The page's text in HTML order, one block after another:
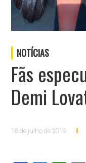
NOTÍCIAS
Fãs
Demi
18 de julho de 2019